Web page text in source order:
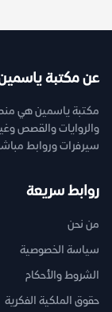
عن مكتبة
مكتبة ياسمين هي منصة
سيرفرات وروابط
روابط سريعة
من نحن
سياسة الخصوصية
الشروط والأحكام
حقوق الملكية الفكرية